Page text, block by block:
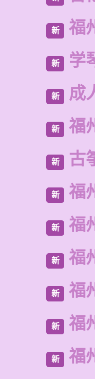
新 福
新 学
新 成
新 福
新 古
新 福
新 福
新 福
新 福
新 福
新 福